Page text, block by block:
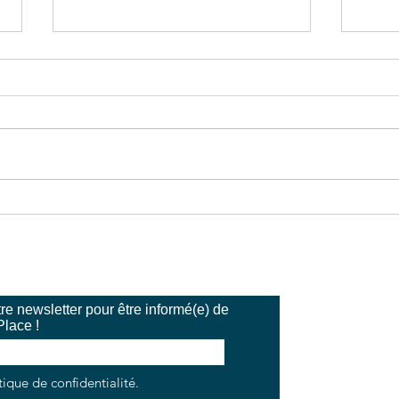
newsletter pour être informé(e) de
!
de confidentialité.